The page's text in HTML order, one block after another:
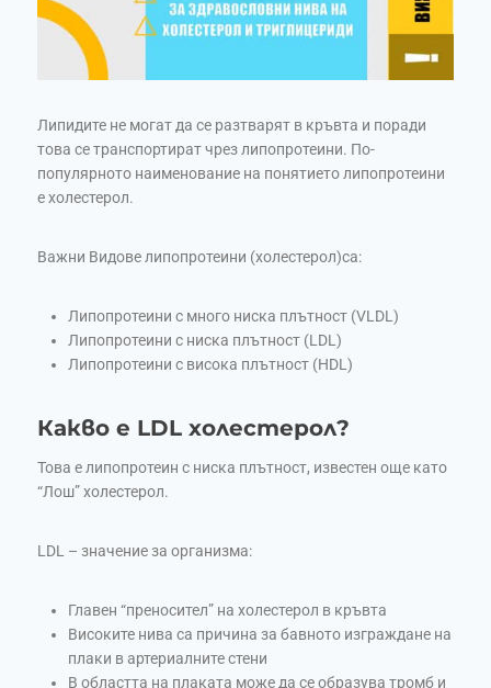
Липидите не могат да се разтварят в кръвта и поради
това се транспортират чрез липопротеини. По-
популярното наименование на понятието липопротеини
е холестерол.
Важни Видове липопротеини (холестерол)са:
Липопротеини с много ниска плътност (VLDL)
Липопротеини с ниска плътност (LDL)
Липопротеини с висока плътност (HDL)
Какво е LDL холестерол?
Това е липопротеин с ниска плътност, известен още като
“Лош” холестерол.
LDL – значение за организма:
Главен “преносител” на холестерол в кръвта
Високите нива са причина за бавното изграждане на
плаки в артериалните стени
В областта на плаката може да се образува тромб и